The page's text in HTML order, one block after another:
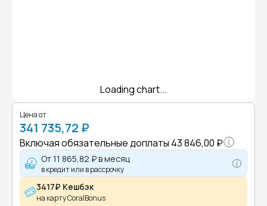
Loading chart...
Цена от
341 735,72 ₽
Включая обязательные доплаты 43 846,00 ₽
От11 865,82 ₽в месяц
в кредит или в рассрочку
3417₽ Кешбэк
на карту CoralBonus